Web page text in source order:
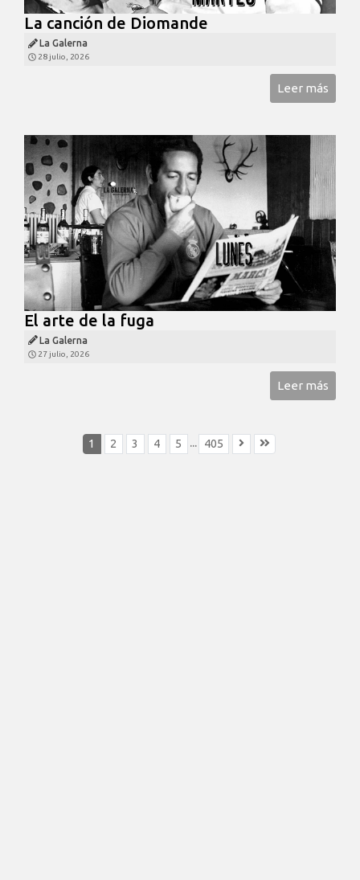
La canción de Diomande
La Galerna
28 julio, 2026
Leer más
El arte de la fuga
La Galerna
27 julio, 2026
Leer más
1 2 3 4 5 405